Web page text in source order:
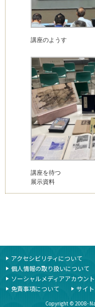
講座のようす
講座を待つ
展示資料
アクセシビリティについて
個人情報の取り扱いについて
ソーシャルメディアアカウン
免責事項について
サイ
Copyright © 2008-